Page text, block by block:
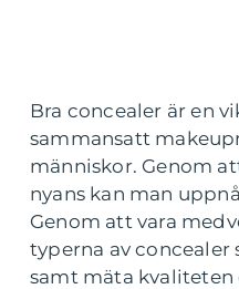
Bra concealer är en
sammansatt
människor. Genom
nyans kan man
Genom att vara
typerna av
samt mäta